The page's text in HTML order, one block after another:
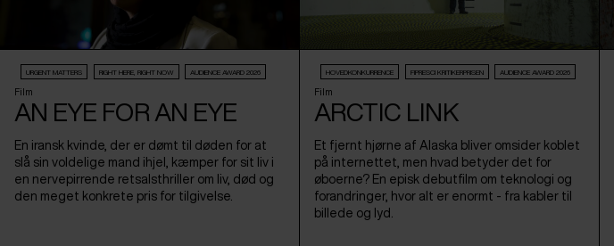
Film
URGENT MATTERS RIGHT HERE, RIGHT NOW AUDIENCE AWARD 2026
AN EYE FOR AN EYE
En iransk kvinde, der er dømt til døden for at
slå sin voldelige mand ihjel, kæmper for sit liv i
en nervepirrende retsalsthriller om liv, død og
den meget konkrete pris for tilgivelse.
Film
HOVEDKONKURRENCE FIPRESCI KRITIKERPRISEN AUDIENCE AWARD 2026
ARCTIC LINK
Et fjernt hjørne af Alaska bliver omsider koblet
på internettet, men hvad betyder det for
øboerne? En episk debutfilm om teknologi og
forandringer, hvor alt er enormt - fra kabler til
billede og lyd.